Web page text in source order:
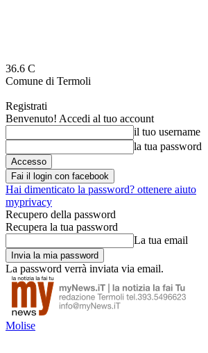
36.6 C
Comune di Termoli
Registrati
Benvenuto! Accedi al tuo account
il tuo username
la tua password
Fai il login con facebook
Hai dimenticato la password? ottenere aiuto
myprivacy
Recupero della password
Recupera la tua password
La tua email
La password verrà inviata via email.
Molise